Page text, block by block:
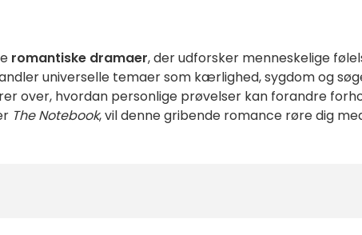
romantiske dramaer, der udforsker menneskelige
universelle temaer som kærlighed, sygdom og
over, hvordan personlige prøvelser kan forandre
The Notebook, vil denne gribende romance røre dig